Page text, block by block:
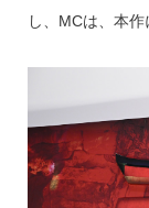
し、MCは、本